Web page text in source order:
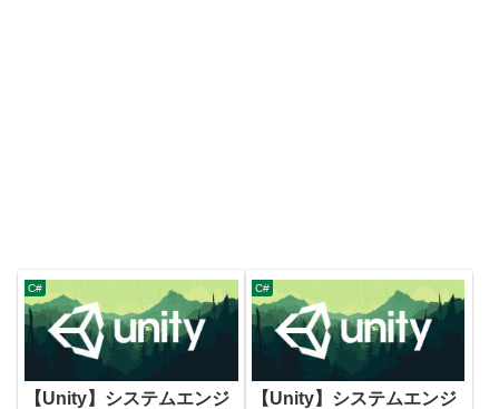
C#
【Unity】システムエンジ
C#
【Unity】システムエンジ